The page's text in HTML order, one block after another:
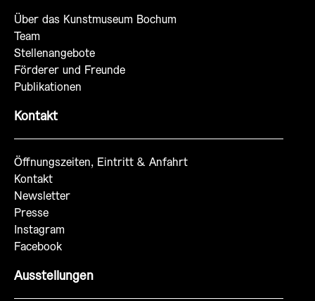
Über das Kunstmuseum Bochum
Team
Stellenangebote
Förderer und Freunde
Publikationen
Kontakt
Öffnungszeiten, Eintritt & Anfahrt
Kontakt
Newsletter
Presse
Instagram
Facebook
Ausstellungen